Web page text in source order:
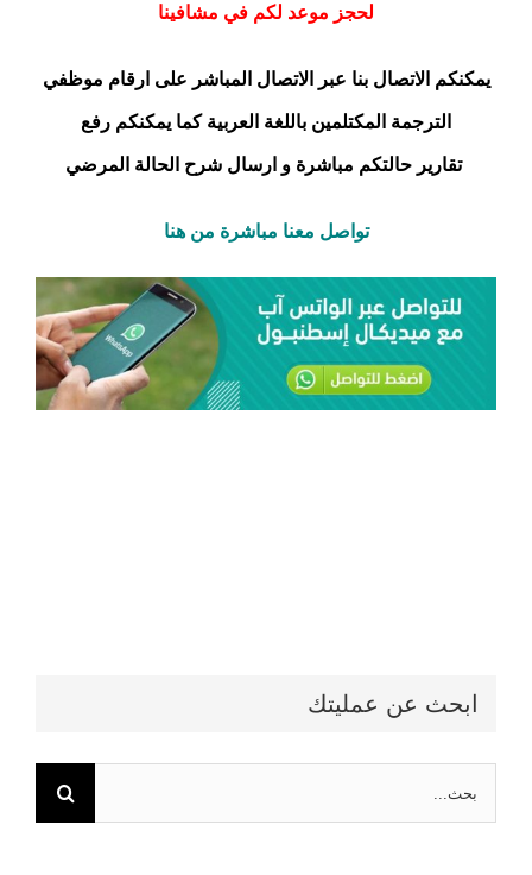
لحجز موعد لكم في مشافينا
يمكنكم الاتصال بنا عبر الاتصال المباشر على ارقام موظفي
الترجمة المكتلمين باللغة العربية كما يمكنكم رفع
تقارير حالتكم مباشرة و ارسال شرح الحالة المرضي
تواصل معنا مباشرة من هنا
ابحث عن عمليتك
عن: